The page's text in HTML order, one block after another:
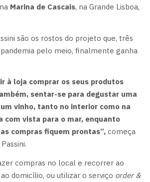
Marina de Cascais, na Grande Lisboa,
são os rostos do projeto que, três
pelo meio, finalmente ganha
à loja comprar os seus produtos
sentar-se para degustar uma
vinho, tanto no interior como na
com vista para o mar, enquanto
compras fiquem prontas”, começa
compras no local e recorrer ao
domicílio, ou utilizar o serviço order &